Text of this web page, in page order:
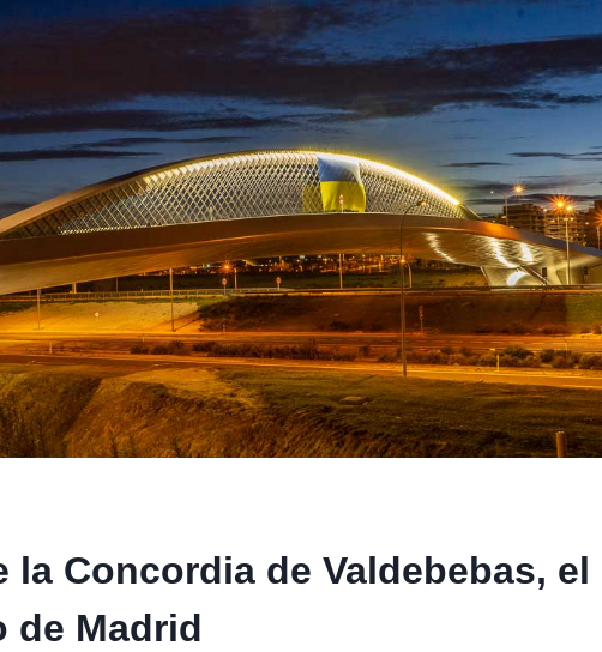
la Concordia de Valdebebas, el
de Madrid